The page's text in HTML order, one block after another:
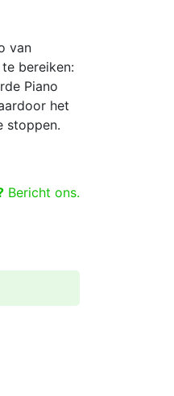
van
bereiken:
Piano
het
stoppen.
Bericht ons.